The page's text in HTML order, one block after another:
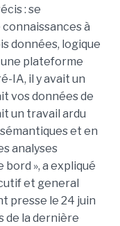
: se
à
données, logique
plateforme
IA, il y avait un
vos données de
un travail ardu
et en
analyses
», a expliqué
et general
presse le 24 juin
de la dernière